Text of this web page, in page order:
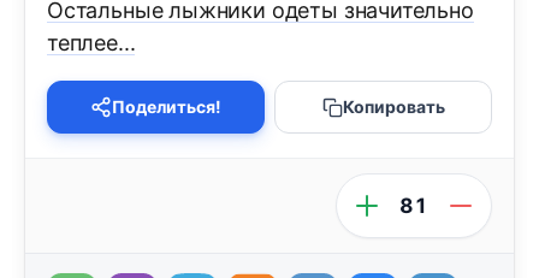
Остальные лыжники одеты значительно
теплее...
Поделиться! Копировать
81